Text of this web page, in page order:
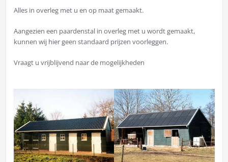
Alles in overleg met u en op maat gemaakt.
Aangezien een paardenstal in overleg met u wordt gemaakt,
kunnen wij hier geen standaard prijzen voorleggen.
Vraagt u vrijblijvend naar de mogelijkheden